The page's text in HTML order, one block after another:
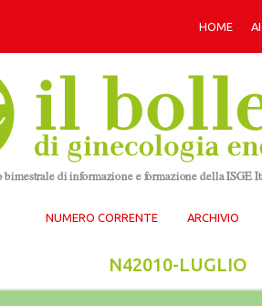
HOME
NUMERO CORRENTE ARCHIVIO
N42010-LUGLIO